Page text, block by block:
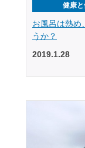
健康
お風呂は熱め
うか？
2019.1.28